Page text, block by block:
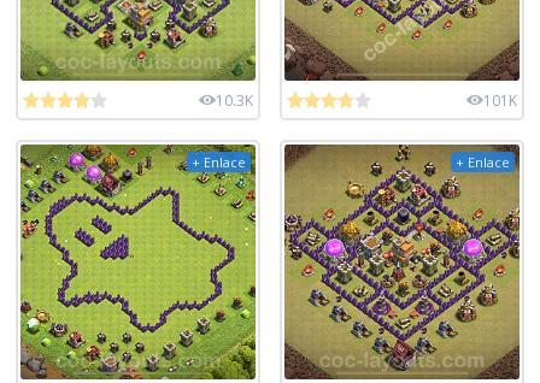
10.3K 101K
+ Enlace + Enlace